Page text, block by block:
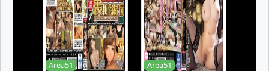
Area51 Area51